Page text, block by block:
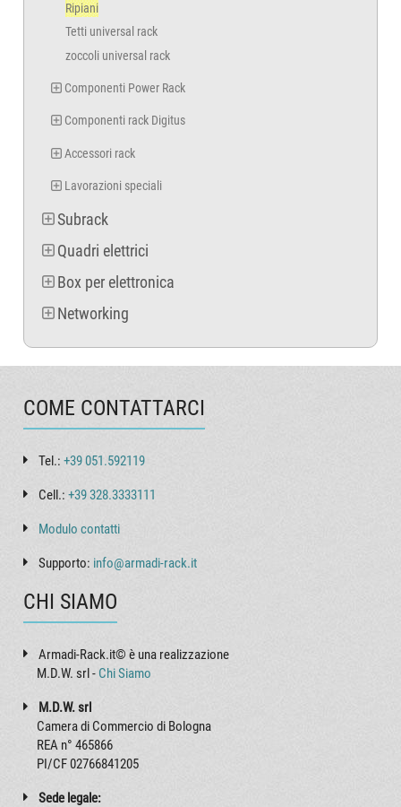
Ripiani
Tetti universal rack
zoccoli universal rack
Componenti Power Rack
Componenti rack Digitus
Accessori rack
Lavorazioni speciali
Subrack
Quadri elettrici
Box per elettronica
Networking
COME CONTATTARCI
Tel.:+39 051.592119
Cell.:+39 328.3333111
Modulo contatti
Supporto: info@armadi-rack.it
CHI SIAMO
Armadi-Rack.it© è una realizzazione
M.D.W. srl - Chi Siamo
M.D.W. srl
Camera di Commercio di Bologna
REA n° 465866
PI/CF 02766841205
Sede legale: